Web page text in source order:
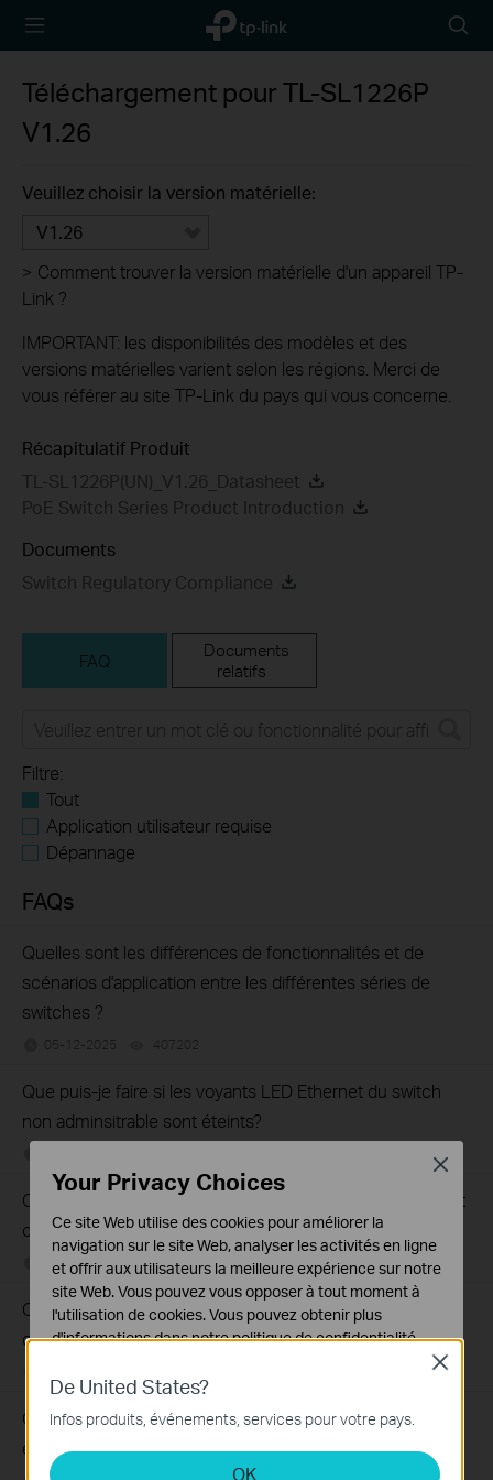
TP-Link,
Reliably
icon
Téléchargement pourTL-SL1226P
V1.26
Veuillez choisir la version matérielle:
V1.26
> Comment trouver la version matérielle d'un appareil TP-
Link ?
IMPORTANT: les disponibilités des modèles et des
versions matérielles varient selon les régions. Merci de
vous référer au site TP-Link du pays qui vous concerne.
Récapitulatif Produit
TL-SL1226P(UN)_V1.26_Datasheet
PoE Switch Series Product Introduction
Documents
Switch Regulatory Compliance
FAQ
Documents
relatifs
Filtre:
Tout
Application utilisateur requise
Dépannage
FAQs
Quelles sont les différences de fonctionnalités et de
scénarios d'application entre les différentes séries de
switches ?
05-12-2025 407202
Que puis-je faire si les voyants LED Ethernet du switch
non adminsitrable sont éteints?
Que puis-je faire si mon PC ne fonctionne pas lorsqu'il est
connecté au switch non administrable par câble?
02-08-2021 317015views
Que puis-je faire si la vitesse est lente lorsque le PC est
connecté au switch non administrable
Que dois-je faire si mon accès Internet depuis le switch
est instable ?
De United States?
Infos produits, événements, services pour votre pays.
OK
Close
Your Privacy Choices
Ce site Web utilise des cookies pour améliorer la
navigation sur le site Web, analyser les activités en ligne
et offrir aux utilisateurs la meilleure expérience sur notre
site Web. Vous pouvez vous opposer à tout moment à
l'utilisation de cookies. Vous pouvez obtenir plus
d'informations dans notrepolitique de confidentialité.
Cookies basiques
Ces cookies sont nécessaires au fonctionnement du
site Web et ne peuvent pas être désactivés dans vos
Close